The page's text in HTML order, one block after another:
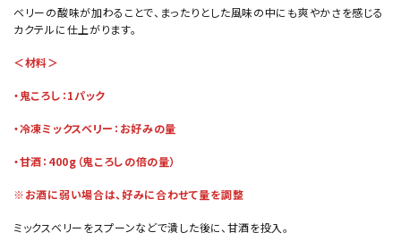
ベリーの酸味が加わることで、まったりとした風味の中にも爽やかさを感じる
カクテルに仕上がります。
＜材料＞
・鬼ころし：1パック
・冷凍ミックスベリー：お好みの量
・甘酒：400g（鬼ころしの倍の量）
※お酒に弱い場合は、好みに合わせて量を調整
ミックスベリーをスプーンなどで潰した後に、甘酒を投入。